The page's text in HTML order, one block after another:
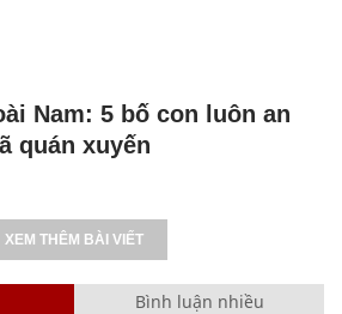
Nam: 5 bố con luôn an
quán xuyến
XEM THÊM BÀI VIẾT
Bình luận nhiều